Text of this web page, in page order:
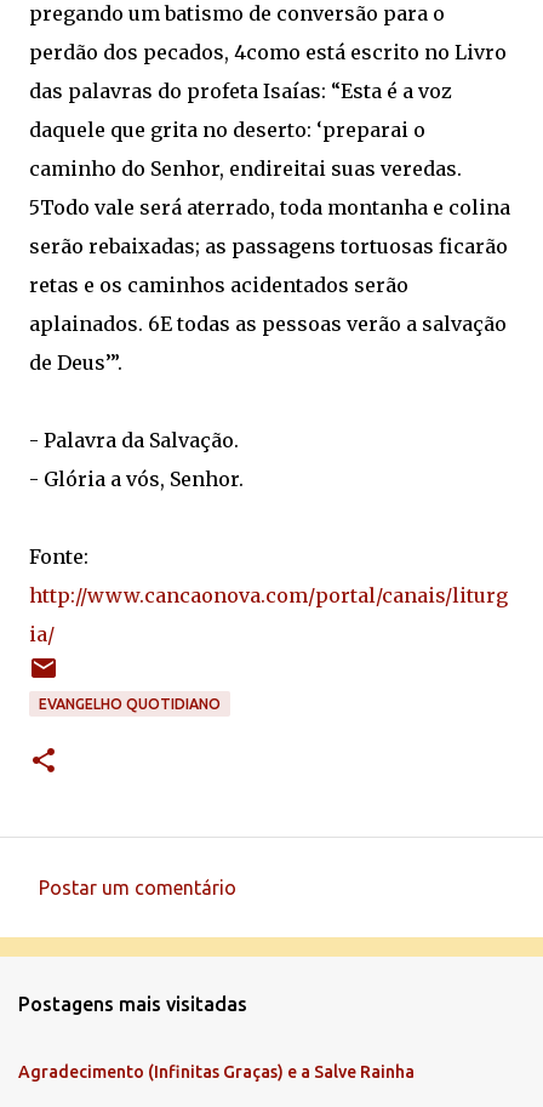
pregando um batismo de conversão para o
perdão dos pecados, 4como está escrito no Livro
das palavras do profeta Isaías: “Esta é a voz
daquele que grita no deserto: ‘preparai o
caminho do Senhor, endireitai suas veredas.
5Todo vale será aterrado, toda montanha e colina
serão rebaixadas; as passagens tortuosas ficarão
retas e os caminhos acidentados serão
aplainados. 6E todas as pessoas verão a salvação
de Deus’”.
- Palavra da Salvação.
- Glória a vós, Senhor.
Fonte:
http://www.cancaonova.com/portal/canais/liturg
ia/
EVANGELHO QUOTIDIANO
e
t
Postar um comentário
Postagens mais visitadas
Agradecimento (Infinitas Graças) e a Salve Rainha